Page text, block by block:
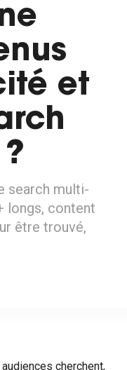
et
search multi-
longs, content
être trouvé,
cherchent,